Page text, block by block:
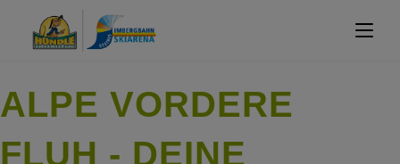
ALPE VORDERE
FLUH - DEINE